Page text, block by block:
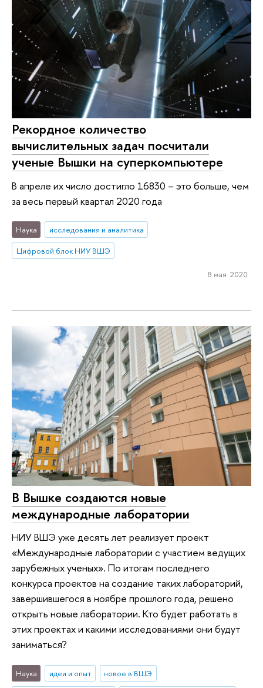
Рекордное количество
вычислительных задач посчитали
ученые Вышки на суперкомпьютере
В апреле их число достигло 16830 – это больше, чем
за весь первый квартал 2020 года
Наука
исследования и аналитика
Цифровой блок НИУ ВШЭ
8 мая 2020
В Вышке создаются новые
международные лаборатории
НИУ ВШЭ уже десять лет реализует проект
«Международные лаборатории с участием ведущих
зарубежных ученых». По итогам последнего
конкурса проектов на создание таких лабораторий,
завершившегося в ноябре прошлого года, решено
открыть новые лаборатории. Кто будет работать в
этих проектах и какими исследованиями они будут
заниматься?
Наука идеи и опыт
новое в ВШЭ